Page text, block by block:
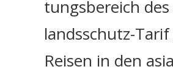
tungs­be­reich
lands­schutz-Tarif
Rei­sen in den